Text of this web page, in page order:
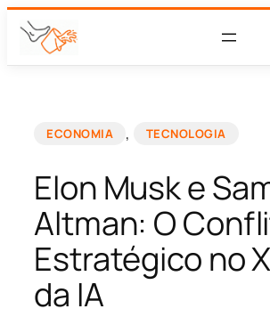
ECONOMIA , TECNOLOGIA
Elon Musk e
Altman: O
Estratégico no
da IA